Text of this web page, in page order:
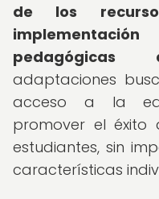
de los
pedagógicas
adaptaciones
acceso a la
promover el éxito
estudiantes, sin
características